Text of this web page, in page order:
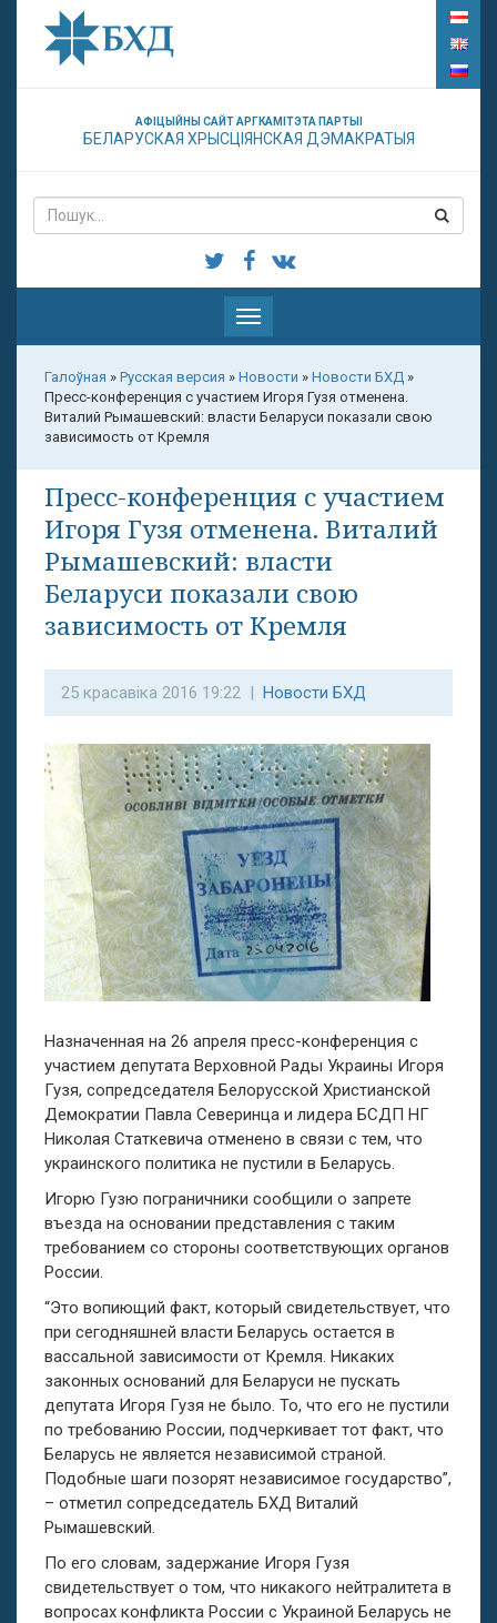
АФІЦЫЙНЫ САЙТ АРГКАМІТЭТА ПАРТЫІ
БЕЛАРУСКАЯ ХРЫСЦІЯНСКАЯ ДЭМАКРАТЫЯ
Паказаць
меню
Галоўная » Русская версия » Новости » Новости БХД »
Пресс-конференция с участием Игоря Гузя отменена.
Виталий Рымашевский: власти Беларуси показали свою
зависимость от Кремля
Пресс-конференция с участием
Игоря Гузя отменена. Виталий
Рымашевский: власти
Беларуси показали свою
зависимость от Кремля
25 красавіка 2016 19:22 | Новости БХД
Назначенная на 26 апреля пресс-конференция с
участием депутата Верховной Рады Украины Игоря
Гузя, сопредседателя Белорусской Христианской
Демократии Павла Северинца и лидера БСДП НГ
Николая Статкевича отменено в связи с тем, что
украинского политика не пустили в Беларусь.
Игорю Гузю пограничники сообщили о запрете
въезда на основании представления с таким
требованием со стороны соответствующих органов
России.
“Это вопиющий факт, который свидетельствует, что
при сегодняшней власти Беларусь остается в
вассальной зависимости от Кремля. Никаких
законных оснований для Беларуси не пускать
депутата Игоря Гузя не было. То, что его не пустили
по требованию России, подчеркивает тот факт, что
Беларусь не является независимой страной.
Подобные шаги позорят независимое государство”,
– отметил сопредседатель БХД Виталий
Рымашевский.
По его словам, задержание Игоря Гузя
свидетельствует о том, что никакого нейтралитета в
вопросах конфликта России с Украиной Беларусь не